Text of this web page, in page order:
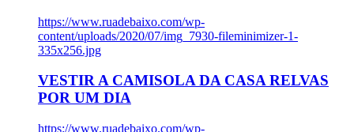
https://www.ruadebaixo.com/wp-
content/uploads/2020/07/img_7930-fileminimizer-1-
335x256.jpg
VESTIR A CAMISOLA DA CASA RELVAS
POR UM DIA
https://www.ruadebaixo.com/wp-